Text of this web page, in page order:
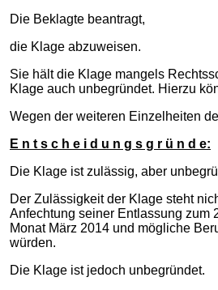
Die Beklagte beantragt,
die Klage abzuweisen.
Sie hält die Klage mangels
Klage auch unbegründet. Hierzu
Wegen der weiteren Einzelheiten
E n t s c h e i d u n g s g r ü n d e:
Die Klage ist zulässig, aber
Der Zulässigkeit der Klage steht
Anfechtung seiner Entlassung zum
Monat März 2014 und mögliche
würden.
Die Klage ist jedoch unbegründet.